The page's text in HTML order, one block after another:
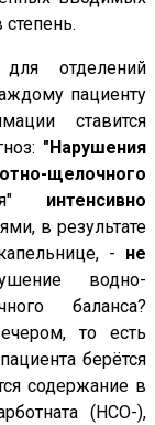
отделений
пациенту
ставится
"Нарушения
щелочного
интенсивно
в результате
- не
водно-
баланса?
то есть
берётся
содержание в
(HCO-),